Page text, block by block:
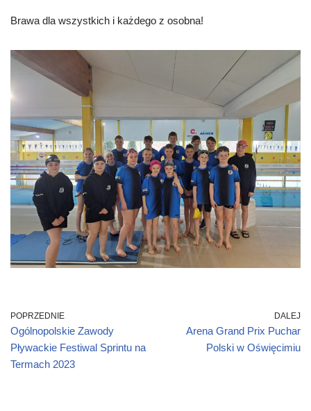
Brawa dla wszystkich i każdego z osobna!
POPRZEDNIE
Ogólnopolskie Zawody
Pływackie Festiwal Sprintu na
Termach 2023
DALEJ
Arena Grand Prix Puchar
Polski w Oświęcimiu